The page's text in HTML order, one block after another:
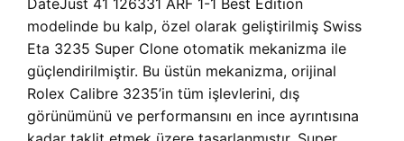
DateJust 41 126331 ARF 1-1 Best Edition
modelinde bu kalp, özel olarak geliştirilmiş Swiss
Eta 3235 Super Clone otomatik mekanizma ile
güçlendirilmiştir. Bu üstün mekanizma, orijinal
Rolex Calibre 3235’in tüm işlevlerini, dış
görünümünü ve performansını en ince ayrıntısına